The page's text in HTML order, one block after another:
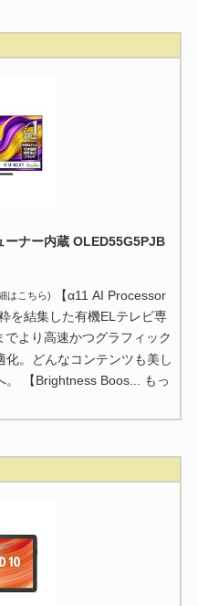
ナー内蔵 OLED55G5PJB
はこちら)
【α11 AI Processor
を結集した有機ELテレビ専
より高速かつグラフィック
。どんなコンテンツも美し
。 【Brightness Boos...
もっ